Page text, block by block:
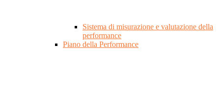
Sistema di misurazione e valutazione della
performance
Piano della Performance